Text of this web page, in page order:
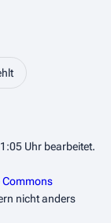
Uhr bearbeitet.
Commons
nicht anders